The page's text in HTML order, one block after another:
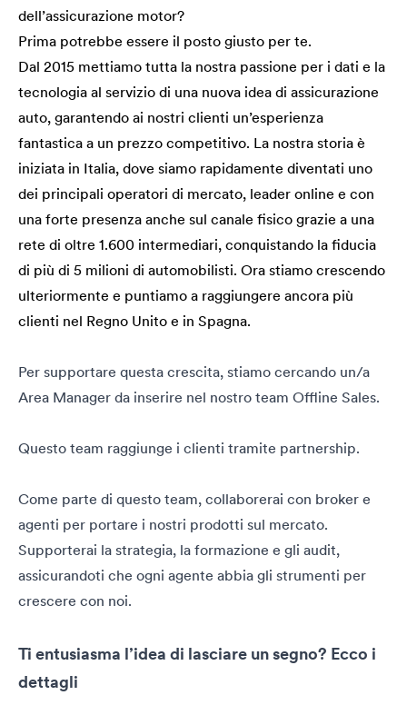
dell’assicurazione motor?
Prima potrebbe essere il posto giusto per te.
Dal 2015 mettiamo tutta la nostra passione per i dati e la
tecnologia al servizio di una nuova idea di assicurazione
auto, garantendo ai nostri clienti un’esperienza
fantastica a un prezzo competitivo. La nostra storia è
iniziata in Italia, dove siamo rapidamente diventati uno
dei principali operatori di mercato, leader online e con
una forte presenza anche sul canale fisico grazie a una
rete di oltre 1.600 intermediari, conquistando la fiducia
di più di 5 milioni di automobilisti. Ora stiamo crescendo
ulteriormente e puntiamo a raggiungere ancora più
clienti nel Regno Unito e in Spagna.
Per supportare questa crescita, stiamo cercando un/a
Area Manager da inserire nel nostro team Offline Sales.
Questo team raggiunge i clienti tramite partnership.
Come parte di questo team, collaborerai con broker e
agenti per portare i nostri prodotti sul mercato.
Supporterai la strategia, la formazione e gli audit,
assicurandoti che ogni agente abbia gli strumenti per
crescere con noi.
Ti entusiasma l’idea di lasciare un segno? Ecco i
dettagli